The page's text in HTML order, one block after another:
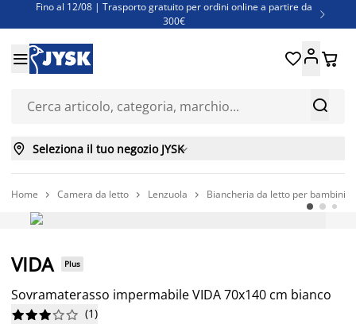
Fino al 12/08 | Trasporto gratuito per ordini online a partire da
300€

Super offerte d'estate | Oltre 1.500 articoli fino al 70%
Finanziamenti - Scegli il piano di rimborso più adatto a te


 
 Seleziona il tuo negozio JYSK
Home  Camera da letto  Lenzuola  Biancheria da letto per bambini
VIDA Plus
Sovramaterasso impermabile VIDA 70x140 cm bianco





 (1)